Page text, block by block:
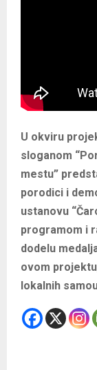
U okviru
sloganom
mestu”
porodici i
ustanovu
programom i
dodelu
ovom
lokalnih